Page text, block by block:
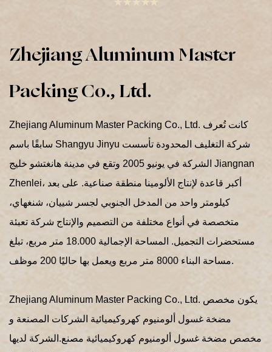
Zhejiang Aluminum Master
Packing Co., Ltd.
Zhejiang Aluminum Master Packing Co., Ltd. كانت تُعرف
سابقًا باسم Shangyu Jinyu شركة التغليف المحدودة تأسست
الشركة في يونيو 2005 وتقع في مدينة هانغتشو خليج Jiangnan
Zhenlei، أكبر قاعدة لإنتاج الألومينا منطقة صناعية. على بعد
كيلومتر واحد من المدخل الجنوبي لجسر شييان، شنغهاي،
متخصصة في أنواع مختلفة من التصميم والإنتاج شركة تعبئة
مستحضرات التجميل. المساحة الإجمالية 18.000 متر مربع، تبلغ
مساحة البناء 8000 متر مربع ويعمل بها حاليًا 200 موظف.
Zhejiang Aluminum Master Packing Co., Ltd. يكون مخصص
مضخة غسول ألومنيوم كهروكيميائية الشركات المصنعة و
مخصص مضخة غسول ألومنيوم كهروكيميائية مصنع.الشركة لديها